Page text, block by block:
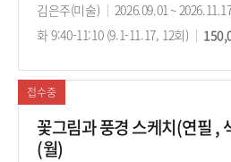
강
사
김은주(미술)
강
의
간
2026.09.01 ~
화 9:40-11:10 (9.1-11.17, 12회)
수
료
접수중
꽃그림과 풍경 스케치(연필 ,
(월)